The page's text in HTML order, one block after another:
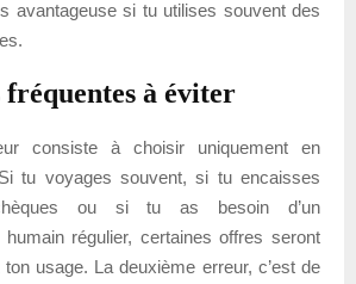
avantageuse si tu utilises souvent des
à éviter
consiste à choisir uniquement en
tu voyages souvent, si tu encaisses
ou si tu as besoin d’un
humain régulier, certaines offres seront
usage. La deuxième erreur, c’est de